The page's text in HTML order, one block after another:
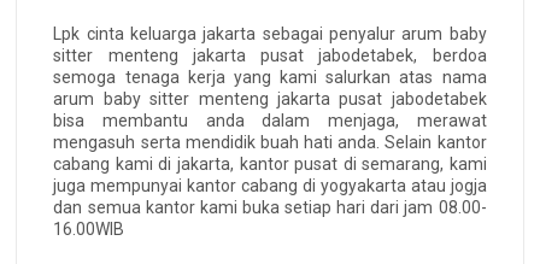
Lpk cinta keluarga jakarta sebagai penyalur arum baby
sitter menteng jakarta pusat jabodetabek, berdoa
semoga tenaga kerja yang kami salurkan atas nama
arum baby sitter menteng jakarta pusat jabodetabek
bisa membantu anda dalam menjaga, merawat
mengasuh serta mendidik buah hati anda. Selain kantor
cabang kami di jakarta, kantor pusat di semarang, kami
juga mempunyai kantor cabang di yogyakarta atau jogja
dan semua kantor kami buka setiap hari dari jam 08.00-
16.00WIB